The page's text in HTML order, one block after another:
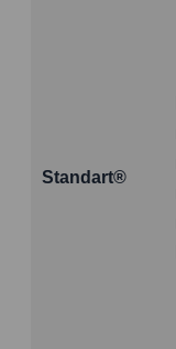
Standart®